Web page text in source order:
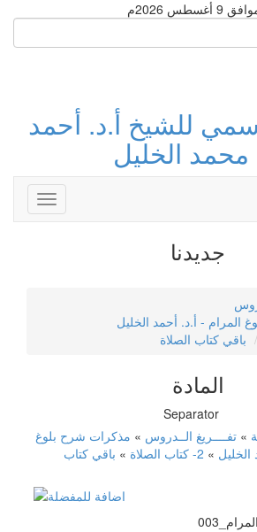
للشيخ أ.د. أحمد
الخليل
Toggle
جديدنا
المرام - أ.د. أحمد الخليل
باقي كتاب الصلاة
المادة
» تفــــريغ الــدروس » مذكرات شرح بلوغ
الخليل » 2- كتاب الصلاة » باقي كتاب